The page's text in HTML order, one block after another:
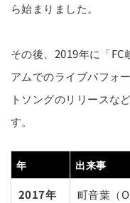
ら始まりました。
その後、2019年に「
アムでのライブパフォ
トソングのリリースな
す。
年
出来事
2017年
町音葉（